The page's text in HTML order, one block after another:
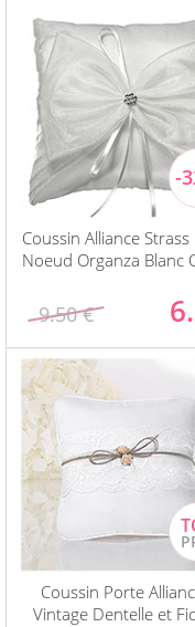
Coussin Alliance Strass
Noeud Organza Blanc
9.50 € 6.
Coussin Porte
Vintage Dentelle et